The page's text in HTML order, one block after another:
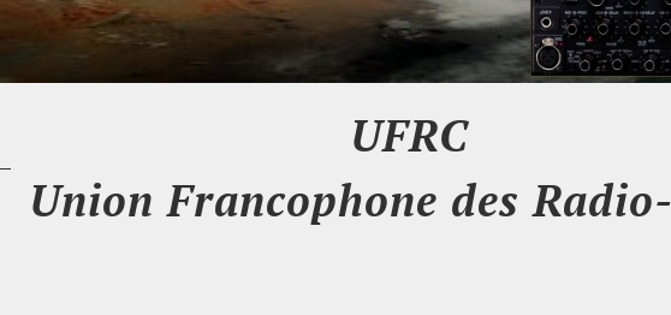
UFRC
Union Francophone des